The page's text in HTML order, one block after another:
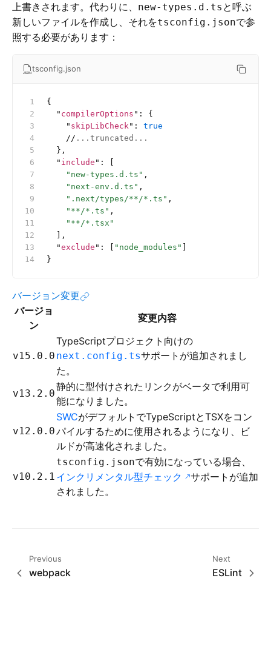
上書きされます。代わりに、 new-types.d.ts と呼ぶ
新しいファイルを作成し、それをtsconfig.jsonで参
照する必要があります：
tsconfig.json
{
  "
compilerOptions " :
{
    "
skipLibCheck" :
true
    //
...truncated...
  },
  "
include " :
    "new-types.d.ts"
,
    "next-env.d.ts"
,
    ".next/types/**/*.ts"
,
    "**/*.ts"
,
    "**/*.tsx"
  ],
  "
exclude " : "node_modules"
}
バージョン変更
バージョ
ン
変更内容
v15.0.0
TypeScriptプロジェクト向けの
next.config.tsサポートが追加されまし
た。
v13.2.0
静的に型付けされたリンクがベータで利用可
能になりました。
v12.0.0
SWCがデフォルトでTypeScriptとTSXをコン
パイルするために使用されるようになり、ビ
ルドが高速化されました。
v10.2.1
tsconfig.jsonで有効になっている場合、
インクリメンタル型チェック
サポートが追加
されました。
Previous
webpack
Next
ESLint